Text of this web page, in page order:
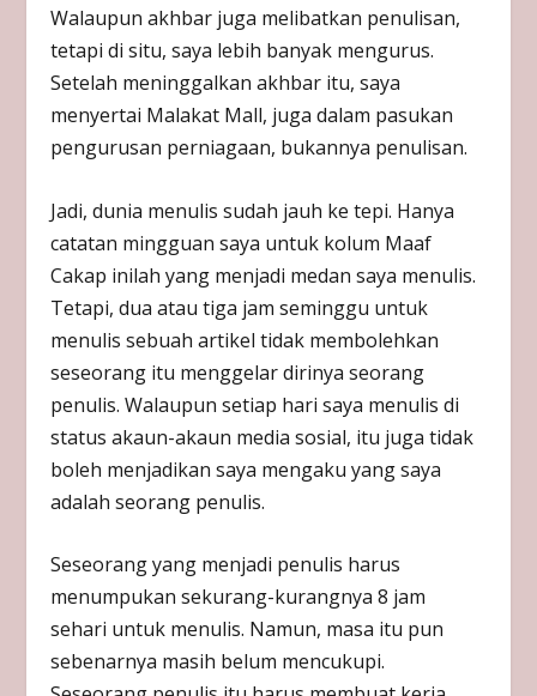
Walaupun akhbar juga melibatkan penulisan,
tetapi di situ, saya lebih banyak mengurus.
Setelah meninggalkan akhbar itu, saya
menyertai Malakat Mall, juga dalam pasukan
pengurusan perniagaan, bukannya penulisan.
Jadi, dunia menulis sudah jauh ke tepi. Hanya
catatan mingguan saya untuk kolum Maaf
Cakap inilah yang menjadi medan saya menulis.
Tetapi, dua atau tiga jam seminggu untuk
menulis sebuah artikel tidak membolehkan
seseorang itu menggelar dirinya seorang
penulis. Walaupun setiap hari saya menulis di
status akaun-akaun media sosial, itu juga tidak
boleh menjadikan saya mengaku yang saya
adalah seorang penulis.
Seseorang yang menjadi penulis harus
menumpukan sekurang-kurangnya 8 jam
sehari untuk menulis. Namun, masa itu pun
sebenarnya masih belum mencukupi.